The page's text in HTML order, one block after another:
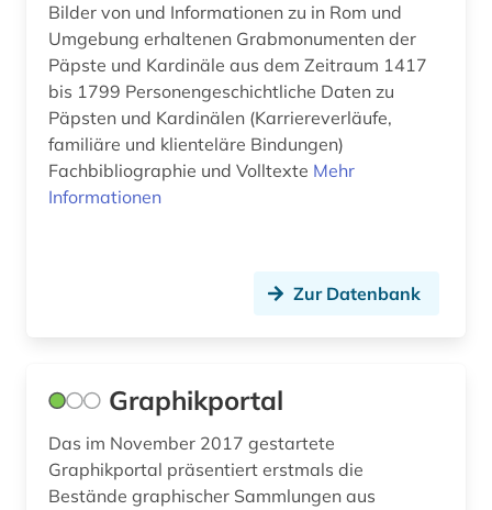
libretto (1)
libyen (1)
linguistik (2)
literarische zeitschrift (1)
literaturwissenschaft (17)
lyrik (1)
machiavelli, niccolò | schriftsteller; philosoph;
politiker; geschichtsschreiber; diplomat;
schriftsteller (1)
Bilder von und Informationen zu in Rom und
Umgebung erhaltenen Grabmonumenten der
Päpste und Kardinäle aus dem Zeitraum 1417
bis 1799 Personengeschichtliche Daten zu
Päpsten und Kardinälen (Karriereverläufe,
familiäre und klienteläre Bindungen)
Fachbibliographie und Volltexte Mehr
Informationen
Zur Datenbank
Graphikportal
Das im November 2017 gestartete
Graphikportal präsentiert erstmals die
Bestände graphischer Sammlungen aus